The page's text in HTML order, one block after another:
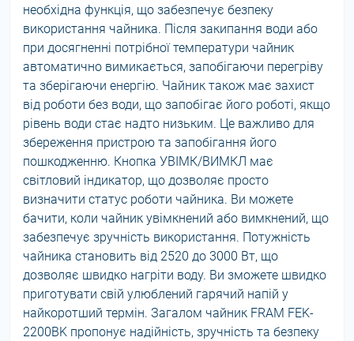
необхідна функція, що забезпечує безпеку
використання чайника. Після закипання води або
при досягненні потрібної температури чайник
автоматично вимикається, запобігаючи перегріву
та зберігаючи енергію. Чайник також має захист
від роботи без води, що запобігає його роботі, якщо
рівень води стає надто низьким. Це важливо для
збереження пристрою та запобігання його
пошкодженню. Кнопка УВІМК/ВИМКЛ має
світловий індикатор, що дозволяє просто
визначити статус роботи чайника. Ви можете
бачити, коли чайник увімкнений або вимкнений, що
забезпечує зручність використання. Потужність
чайника становить від 2520 до 3000 Вт, що
дозволяє швидко нагріти воду. Ви зможете швидко
приготувати свій улюблений гарячий напій у
найкоротший термін. Загалом чайник FRAM FEK-
2200BK пропонує надійність, зручність та безпеку